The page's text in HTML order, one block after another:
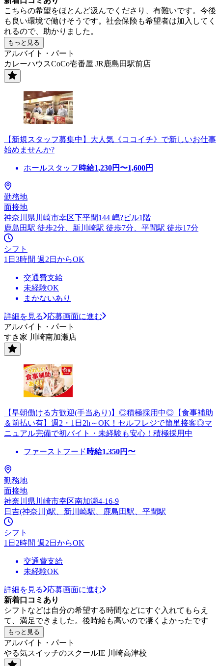
こちらの希望をほとんど汲んでくださり、有難いです。今後
も良い環境で働けそうです。社会保険も希望者は加入してく
れるので、助かりました。
もっと見る
アルバイト・パート
カレーハウスCoCo壱番屋 JR鹿島田駅前店
【新規スタッフ募集中】大人気《ココイチ》で新しいお仕事
始めませんか?
ホールスタッフ 時給1,230円〜1,600円
勤務地
面接地
神奈川県川崎市幸区下平間144 嶋?ビル1階
鹿島田駅 徒歩2分、新川崎駅 徒歩7分、平間駅 徒歩17分
シフト
1日3時間 週2日からOK
交通費支給
未経験OK
まかないあり
詳細を見る
応募画面に進む
アルバイト・パート
すき家 川崎南加瀬店
【早朝働ける方歓迎(手当あり)】◎積極採用中◎【食事補助
＆前払い有】週2・1日2h～OK！セルフレジで簡単接客◎マ
ニュアル完備で初バイト・未経験も安心！積極採用中
ファーストフード 時給1,350円〜
勤務地
面接地
神奈川県川崎市幸区南加瀬4-16-9
日吉(神奈川)駅、新川崎駅、鹿島田駅、平間駅
シフト
1日2時間 週2日からOK
交通費支給
未経験OK
詳細を見る
応募画面に進む
新着口コミあり
シフトなどは自分の希望する時間などにすぐ入れてもらえ
て、満足できました。後時給も高いので凄くよかったです
もっと見る
アルバイト・パート
やる気スイッチのスクールIE 川崎高津校